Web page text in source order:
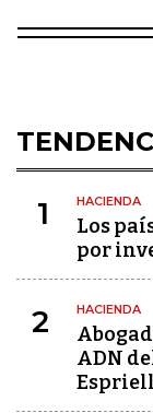
1 HACIENDA
Los
por
2 HACIENDA
ADN